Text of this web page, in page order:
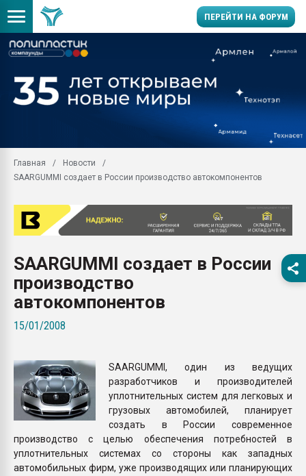
ПЕРЕЙТИ НА ФОРУМ
Вакуум-формовочные
28.07.2026
Всё, что касается
бутылок
Материал
вакуумного
Главная
Новости
SAARGUMMI создает в России производство автокомпонентов
SAARGUMMI создает в России
производство
автокомпонентов
15/01/2008
SAARGUMMI, один из ведущих
разработчиков и производителей
уплотнительных систем для легковых и
грузовых автомобилей, планирует
создать в России современное
производство с целью обеспечения потребностей в
уплотнительных системах со стороны как западных
автомобильных фирм, уже производящих или планирующих